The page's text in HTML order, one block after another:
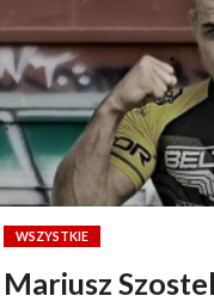
WSZYSTKIE
Mariusz